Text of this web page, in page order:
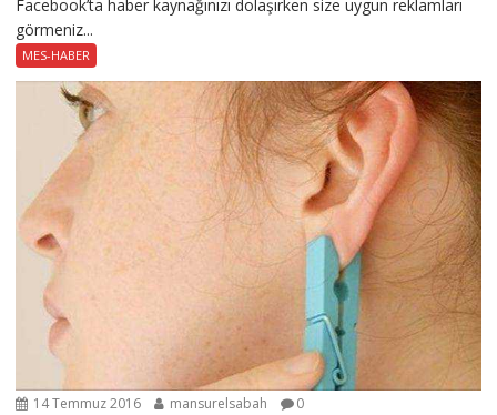
Facebook’ta haber kaynağınızı dolaşırken size uygun reklamları
görmeniz...
MES-HABER
14 Temmuz 2016 mansurelsabah 0